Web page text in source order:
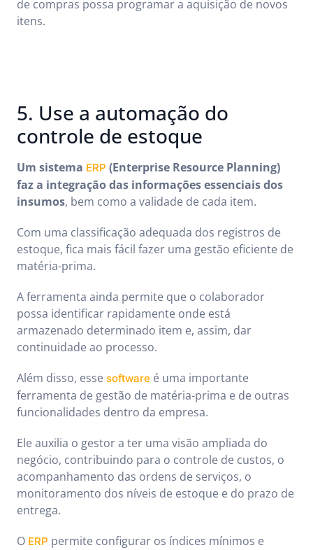
de compras possa programar a aquisição de novos
itens.
5. Use a automação do
controle de estoque
Um sistema ERP (Enterprise Resource Planning)
faz a integração das informações essenciais dos
insumos, bem como a validade de cada item.
Com uma classificação adequada dos registros de
estoque, fica mais fácil fazer uma gestão eficiente de
matéria-prima.
A ferramenta ainda permite que o colaborador
possa identificar rapidamente onde está
armazenado determinado item e, assim, dar
continuidade ao processo.
Além disso, esse software é uma importante
ferramenta de gestão de matéria-prima e de outras
funcionalidades dentro da empresa.
Ele auxilia o gestor a ter uma visão ampliada do
negócio, contribuindo para o controle de custos, o
acompanhamento das ordens de serviços, o
monitoramento dos níveis de estoque e do prazo de
entrega.
O ERP permite configurar os índices mínimos e